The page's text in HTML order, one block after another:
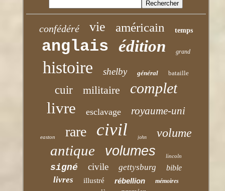
confédéré vie américain temps
anglais édition grand
histoire shelby général bataille
cuir militaire complet
livre esclavage royaume-uni
easton rare civil john volume
antique volumes lincoln
signé civile gettysburg bible
livres illustré rébellion mémoires